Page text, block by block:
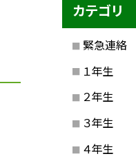
カテゴリ
緊急連絡
１年生
２年生
３年生
４年生